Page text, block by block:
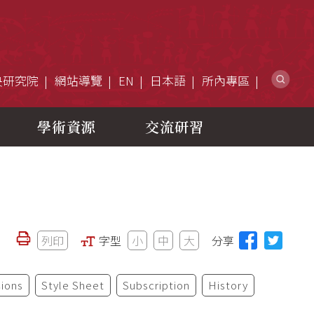
究院 網站導覽 EN 日本語 所內專區
學術資源 交流研習
列印 字型 小 中 大 分享
Style Sheet Subscription History